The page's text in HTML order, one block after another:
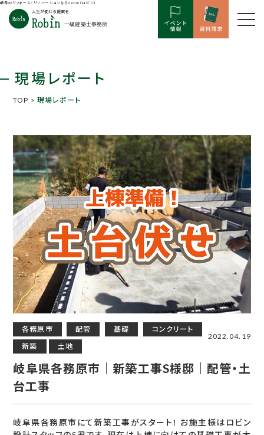
岐阜のリフォーム・リノベーションならRobin（ロビン）
現場レポート
TOP > 現場レポート
各務原市 配管 基礎
コンクリート
新築
土地
2022.04.19
岐阜県各務原市｜新築工事S様邸｜配管・土
台工事
岐阜県各務原市にて新築工事がスタート！ お施主様はロビン